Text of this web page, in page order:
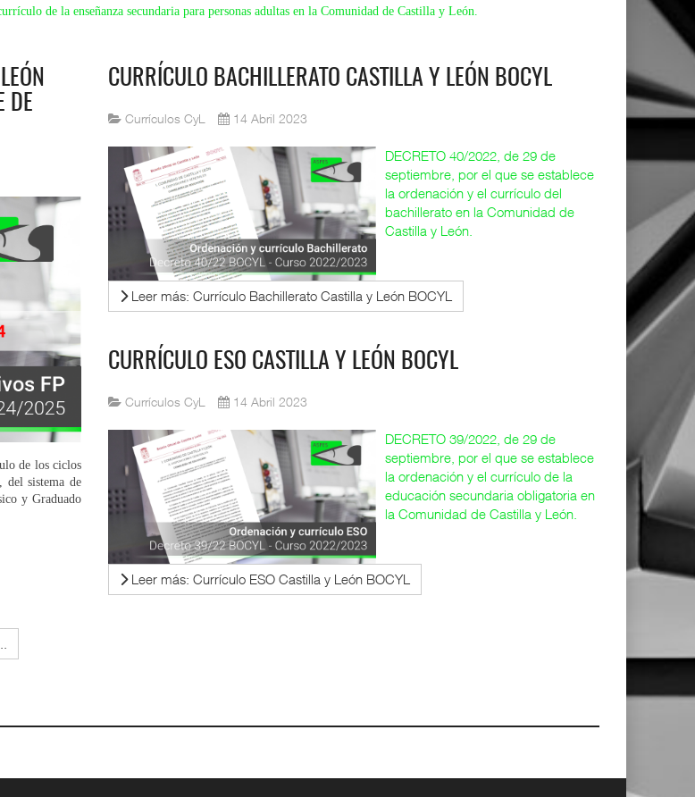
de la enseñanza secundaria para personas adultas en la Comunidad de Castilla y León.
DE
de los ciclos
del sistema de
y Graduado
CURRÍCULO BACHILLERATO CASTILLA Y LEÓN BOCYL
Currículos CyL 14 Abril 2023
DECRETO 40/2022, de 29 de
septiembre, por el que se establece
la ordenación y el currículo del
bachillerato en la Comunidad de
Castilla y León.
Leer más: Currículo Bachillerato Castilla y León BOCYL
CURRÍCULO ESO CASTILLA Y LEÓN BOCYL
Currículos CyL 14 Abril 2023
DECRETO 39/2022, de 29 de
septiembre, por el que se establece
la ordenación y el currículo de la
educación secundaria obligatoria en
la Comunidad de Castilla y León.
Leer más: Currículo ESO Castilla y León BOCYL